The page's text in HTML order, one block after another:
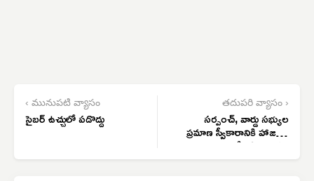
‹ మునుపటి వ్యాసం
సైబర్ ఉచ్చులో పడొద్దు
తదుపరి వ్యాసం ›
సర్పంచ్, వార్డు సభ్యుల
ప్రమాణ స్వీకారానికి హాజరైన
ఎమ్మెల్సీ పోచంపల్లి